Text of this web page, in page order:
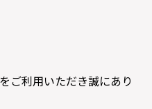
ご利用いただき誠にあり